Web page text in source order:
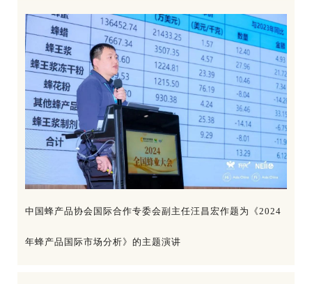
中国蜂产品协会国际合作专委会副主任汪昌宏作题为《2024
年蜂产品国际市场分析》的主题演讲